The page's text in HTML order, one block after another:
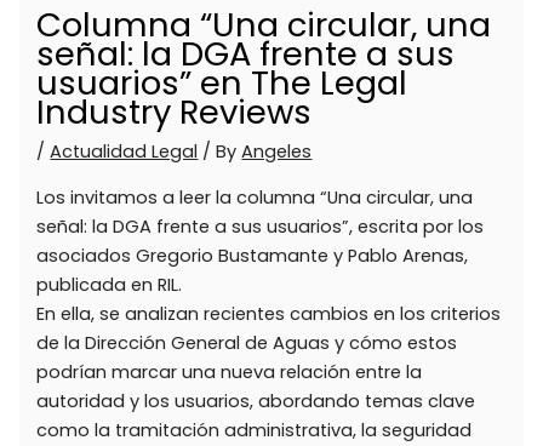
Columna “Una circular, una
señal: la DGA frente a sus
usuarios” en The Legal
Industry Reviews
/Actualidad Legal / ByAngeles
Los invitamos a leer la columna “Una circular, una
señal: la DGA frente a sus usuarios”, escrita por los
asociados Gregorio Bustamante y Pablo Arenas,
publicada en RIL.
En ella, se analizan recientes cambios en los criterios
de la Dirección General de Aguas y cómo estos
podrían marcar una nueva relación entre la
autoridad y los usuarios, abordando temas clave
como la tramitación administrativa, la seguridad